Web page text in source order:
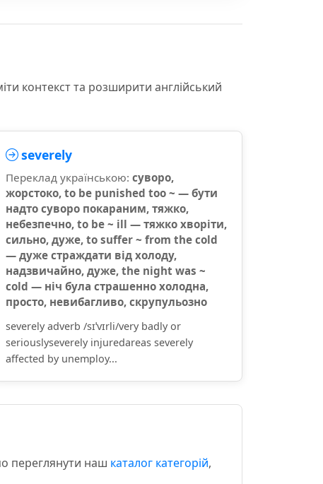
контекст та розширити англійський
severely
Переклад українською: суворо,
жорстоко, to be punished too ~ — бути
надто суворо покараним, тяжко,
небезпечно, to be ~ ill — тяжко хворіти,
сильно, дуже, to suffer ~ from the cold
— дуже страждати від холоду,
надзвичайно, дуже, the night was ~
cold — ніч була страшенно холодна,
просто, невибагливо, скрупульозно
severely adverb /sɪˈvɪrli/very badly or
seriouslyseverely injuredareas severely
affected by unemploy...
переглянути наш каталог категорій,